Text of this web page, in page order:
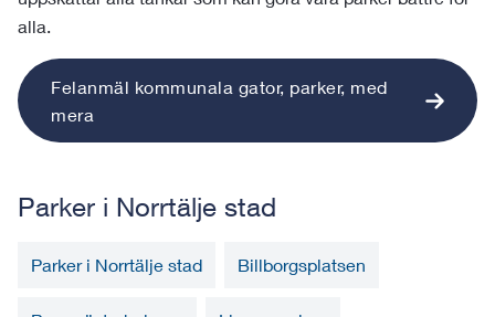
alla.
Felanmäl kommunala gator, parker, med
mera
Parker i Norrtälje stad
Parker i Norrtälje stad Billborgsplatsen